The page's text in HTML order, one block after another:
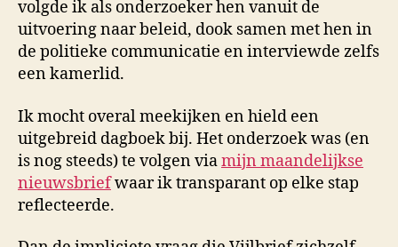
volgde ik als onderzoeker hen vanuit de
uitvoering naar beleid, dook samen met hen in
de politieke communicatie en interviewde zelfs
een kamerlid.
Ik mocht overal meekijken en hield een
uitgebreid dagboek bij. Het onderzoek was (en
is nog steeds) te volgen viamijn maandelijkse
nieuwsbriefwaar ik transparant op elke stap
reflecteerde.